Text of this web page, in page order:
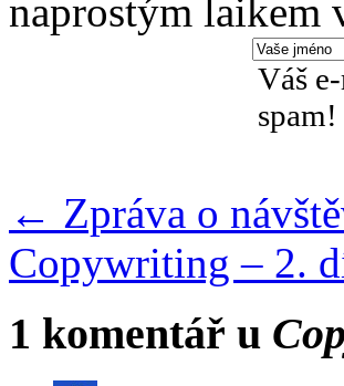
naprostým laikem
Váš
spam!
← Zpráva o
Copywriting – 2.
1 komentář u